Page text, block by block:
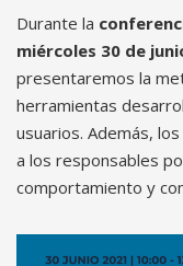
Durante la
miércoles 30 de
presentaremos la
herramientas
usuarios. Además,
a los responsables
comportamiento y